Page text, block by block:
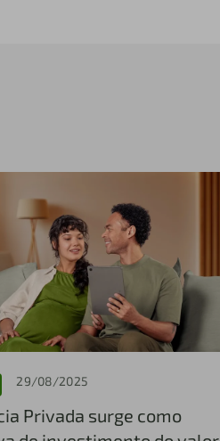
29/08/2025
Privada surge como